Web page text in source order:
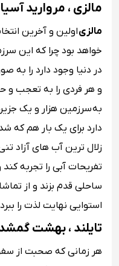
مالزی ، مروارید آسیا
مالزیاولین و آخرین
خواهد بود چرا که این
در دنیا وجود دارد را به
و هر فردی را به تعجب و
به سرزمین هزار و یک
دارد برای یک بار هم که
زلال ترین آب های آزاد
تفریحات آبی را تجربه
ساحلی قدم بزند و از
استوایی نهایت لذت را
تایلند ، بهشت
هر زمانی که صحبت از